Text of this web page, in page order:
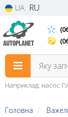
UA RU
Яку
Наприклад: насос
Головна